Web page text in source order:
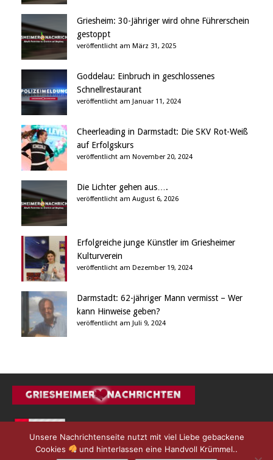
Griesheim: 30-Jähriger wird ohne Führerschein
gestoppt
veröffentlicht am März 31, 2025
Goddelau: Einbruch in geschlossenes
Schnellrestaurant
veröffentlicht am Januar 11, 2024
Cheerleading in Darmstadt: Die SKV Rot-Weiß
auf Erfolgskurs
veröffentlicht am November 20, 2024
Die Lichter gehen aus….
veröffentlicht am August 6, 2026
Erfolgreiche junge Künstler im Griesheimer
Kulturverein
veröffentlicht am Dezember 19, 2024
Darmstadt: 62-jähriger Mann vermisst – Wer
kann Hinweise geben?
veröffentlicht am Juli 9, 2024
Unsere Nachrichtenseite nutzt mit viel Liebe gebackene
Cookies
und hinterlassen eine Handvoll Krümmel..